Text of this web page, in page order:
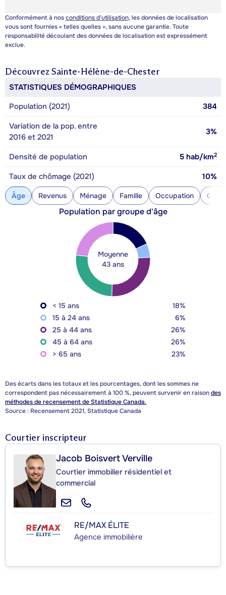
Conformément à nosconditions d’utilisation, les données de localisation
vous sont fournies « telles quelles », sans aucune garantie. Toute
responsabilité découlant des données de localisation est expressément
exclue.
Découvrez Sainte-Hélène-de-Chester
STATISTIQUES DÉMOGRAPHIQUES
Population (2021)
384
Variation de la pop. entre
2016 et 2021
3%
Densité de population 5 hab/km2
Taux de chômage (2021) 10%
Âge Revenus Ménage Famille Occupation
Population par groupe d'âge
Moyenne
43 ans
< 15 ans
18%
15 à 24 ans
6%
25 à 44 ans
26%
45 à 64 ans
26%
> 65 ans
23%
Des écarts dans les totaux et les pourcentages, dont les sommes ne
correspondent pas nécessairement à 100 %, peuvent survenir en raisondes
méthodes de recensement de Statistique Canada.
Source : Recensement 2021, Statistique Canada
Courtier inscripteur
Jacob Boisvert Verville
Courtier immobilier résidentiel et
commercial
RE/MAX ÉLITE
Agence immobilière